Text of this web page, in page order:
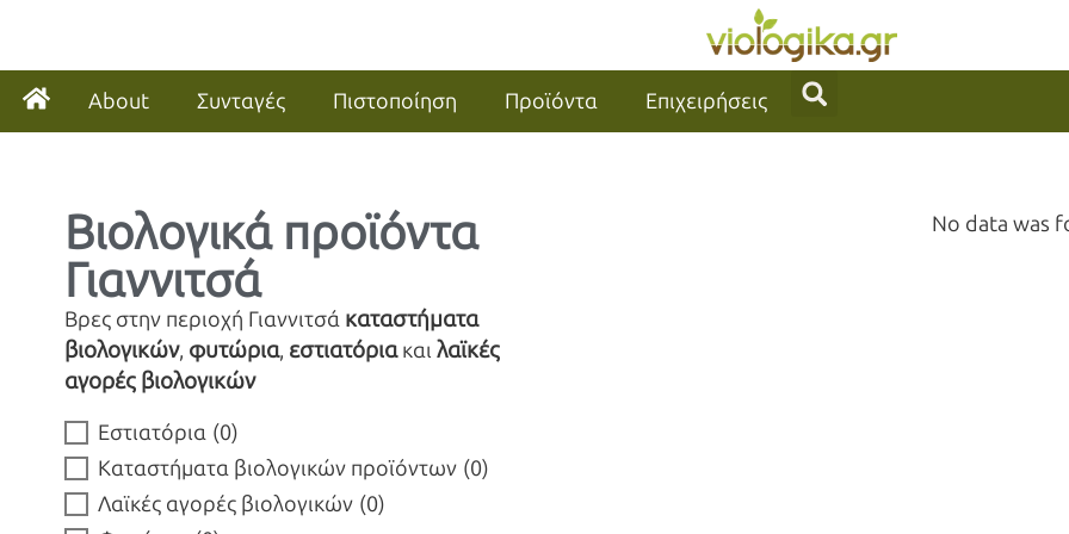
About Συνταγές Πιστοποίηση Προϊόντα Επιχειρήσεις
Βιολογικά προϊόντα
Γιαννιτσά
Βρες στην περιοχή Γιαννιτσά καταστήματα
βιολογικών, φυτώρια, εστιατόριακαι λαϊκές
αγορές βιολογικών
Εστιατόρια (0)
Καταστήματα βιολογικών προϊόντων (0)
Λαϊκές αγορές βιολογικών (0)
No data was